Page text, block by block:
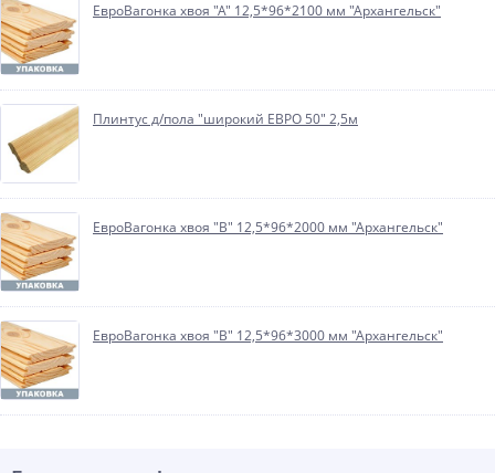
ЕвроВагонка хвоя "А" 12,5*96*2100 мм "Архангельск"
Плинтус д/пола "широкий ЕВРО 50" 2,5м
ЕвроВагонка хвоя "В" 12,5*96*2000 мм "Архангельск"
ЕвроВагонка хвоя "В" 12,5*96*3000 мм "Архангельск"